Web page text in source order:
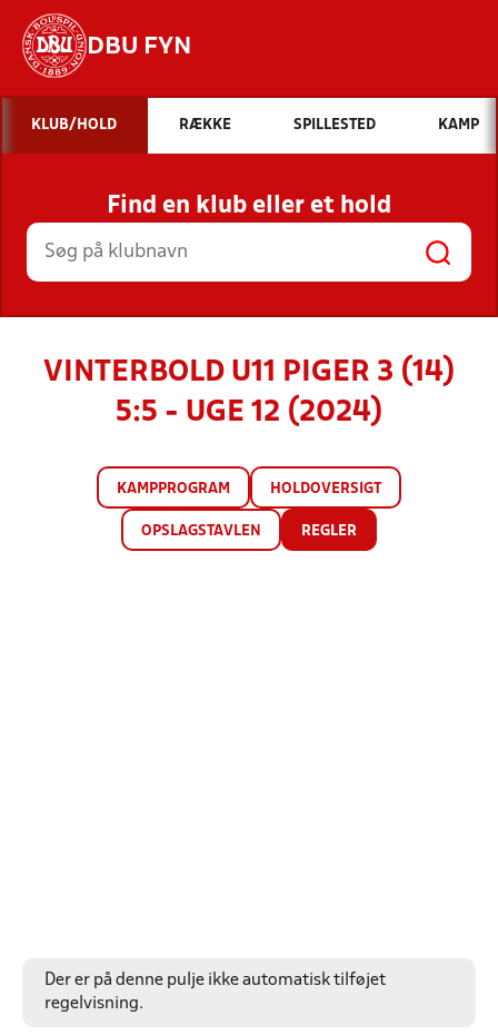
DBU FYN
Hvad vil du søge efter?
INDHOLD OG NYHEDER
STILLINGER, RESULTATER, KLUBBER OG
HOLD
KLUB/HOLD RÆKKE SPILLESTED KAMP
Find en klub eller et hold
VINTERBOLD U11 PIGER 3 (14)
5:5 - UGE 12 (2024)
KAMPPROGRAM HOLDOVERSIGT
OPSLAGSTAVLEN REGLER
Der er på denne pulje ikke automatisk tilføjet
regelvisning.